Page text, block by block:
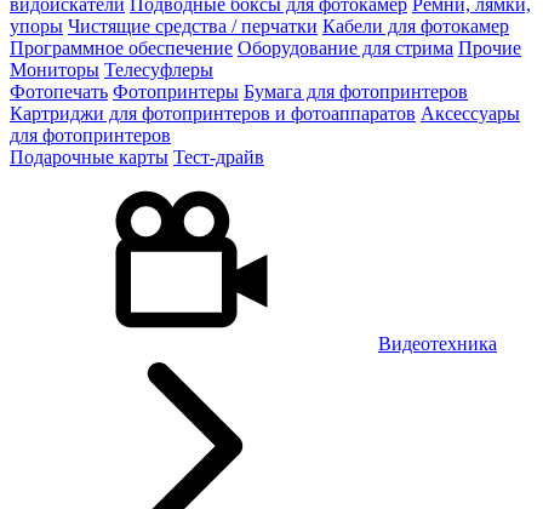
видоискатели Подводные боксы для фотокамер Ремни, лямки,
упоры Чистящие средства / перчатки Кабели для фотокамер
Программное обеспечение Оборудование для стрима Прочие
Мониторы Телесуфлеры
Фотопечать Фотопринтеры Бумага для фотопринтеров
Картриджи для фотопринтеров и фотоаппаратов Аксессуары
для фотопринтеров
Подарочные карты Тест-драйв
Видеотехника